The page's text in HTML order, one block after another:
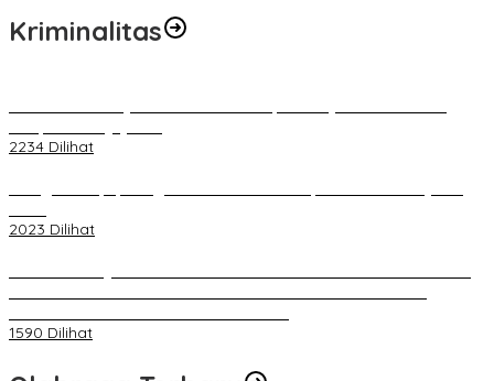
Kriminalitas
2234 Dilihat
2023 Dilihat
1590 Dilihat